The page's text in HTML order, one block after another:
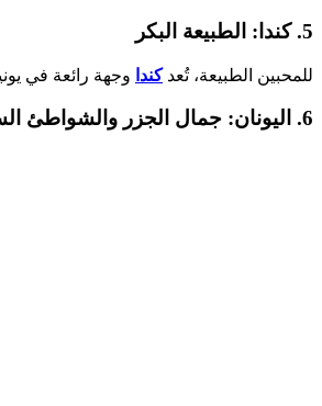
5. كندا: الطبيعة البكر
للمحبين الطبيعة، تُعدكندا وجهة رائعة في
6. اليونان: جمال الجزر والشواطئ